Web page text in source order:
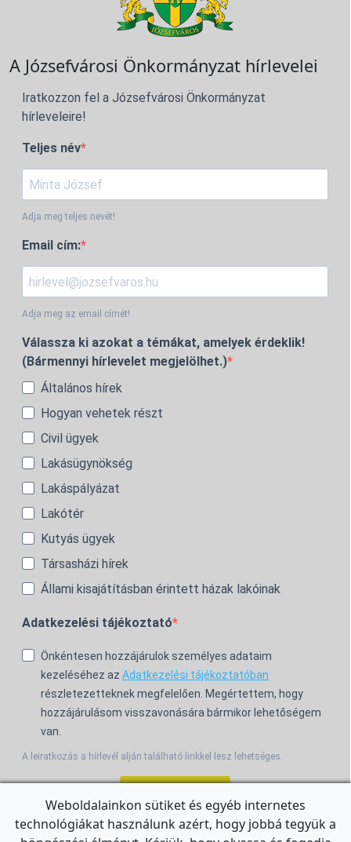
A Józsefvárosi Önkormányzat hírlevelei
Iratkozzon fel a Józsefvárosi Önkormányzat
hírleveleire!
Teljes név
Adja meg teljes nevét!
Email cím:
Adja meg az email címét!
Válassza ki azokat a témákat, amelyek érdeklik!
(Bármennyi hírlevelet megjelölhet.)
Általános hírek
Hogyan vehetek részt
Civil ügyek
Lakásügynökség
Lakáspályázat
Lakótér
Kutyás ügyek
Társasházi hírek
Állami kisajátításban érintett házak lakóinak
Adatkezelési tájékoztató
Önkéntesen hozzájárulok személyes adataim
kezeléséhez az Adatkezelési tájékoztatóban
részletezetteknek megfelelően. Megértettem, hogy
hozzájárulásom visszavonására bármikor lehetőségem
van.
A leiratkozás a hírlevél alján található linkkel lesz lehetséges.
For the English Newsletter, clickHERE.
Weboldalainkon sütiket és egyéb internetes
technológiákat használunk azért, hogy jobbá tegyük a